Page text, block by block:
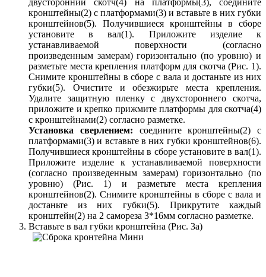
двусторонний скотч(4) на платформы(3), соедините
кронштейны(2) с платформами(3) и вставьте в них губки
кронштейнов(5). Получившиеся кронштейны в сборе
установите в вал(1). Приложите изделие к
устанавливаемой поверхности (согласно
произведенным замерам) горизонтально (по уровню) и
разметьте места крепления платформ для скотча (Рис. 1).
Снимите кронштейны в сборе с вала и достаньте из них
губки(5). Очистите и обезжирьте места крепления.
Удалите защитную пленку с двухстороннего скотча,
приложите и крепко прижмите платформы для скотча(4)
с кронштейнами(2) согласно разметке.
Установка сверлением: соедините кронштейны(2) с
платформами(3) и вставьте в них губки кронштейнов(6).
Получившиеся кронштейны в сборе установите в вал(1).
Приложите изделие к устанавливаемой поверхности
(согласно произведенным замерам) горизонтально (по
уровню) (Рис. 1) и разметьте места крепления
кронштейнов(2). Снимите кронштейны в сборе с вала и
достаньте из них губки(5). Прикрутите каждый
кронштейн(2) на 2 самореза 3*16мм согласно разметке.
Вставьте в вал губки кронштейна (Рис. 3а)